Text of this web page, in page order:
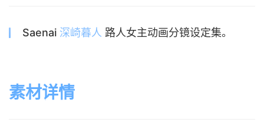
Saenai 深崎暮人 路人女主动画分镜设定集。
素材详情